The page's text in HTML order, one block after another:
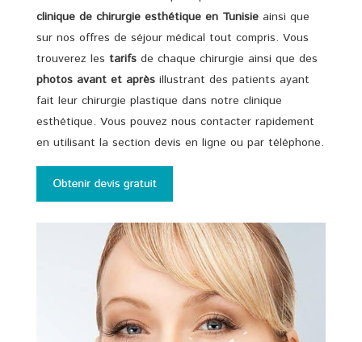
clinique de chirurgie esthétique en Tunisie ainsi que
sur nos offres de séjour médical tout compris. Vous
trouverez les tarifs de chaque chirurgie ainsi que des
photos avant et après illustrant des patients ayant
fait leur chirurgie plastique dans notre clinique
esthétique. Vous pouvez nous contacter rapidement
en utilisant la section devis en ligne ou par téléphone.